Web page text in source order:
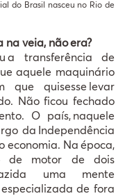
do Brasil nasceu no Rio de
na veia, nãoera?
a transferência de
aquele maquinário
que quisesse levar
Não ficou fechado
O país,naquele
da Independência
economia. Naépoca,
de motor de dois
uma mente
de fora